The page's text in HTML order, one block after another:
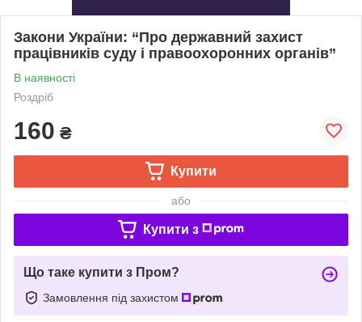
Закони України: “Про державний захист
працівників суду і правоохоронних органів”
В наявності
Роздріб
160 ₴
Купити
або
Купити з
Що таке купити з Пром?
Замовлення під захистом